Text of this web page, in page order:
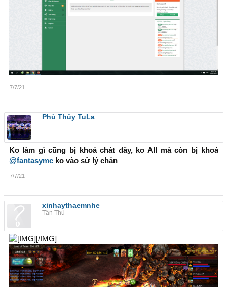
7/7/21
Phù Thủy TuLa
Ko làm gì cũng bị khoá chát đây, ko All mà còn bị khoá
@fantasymcko vào sử lý chán
7/7/21
xinhaythaemnhe
Tân Thủ
[/IMG]